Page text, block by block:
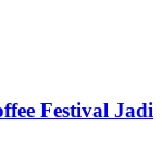
Festival Jadi